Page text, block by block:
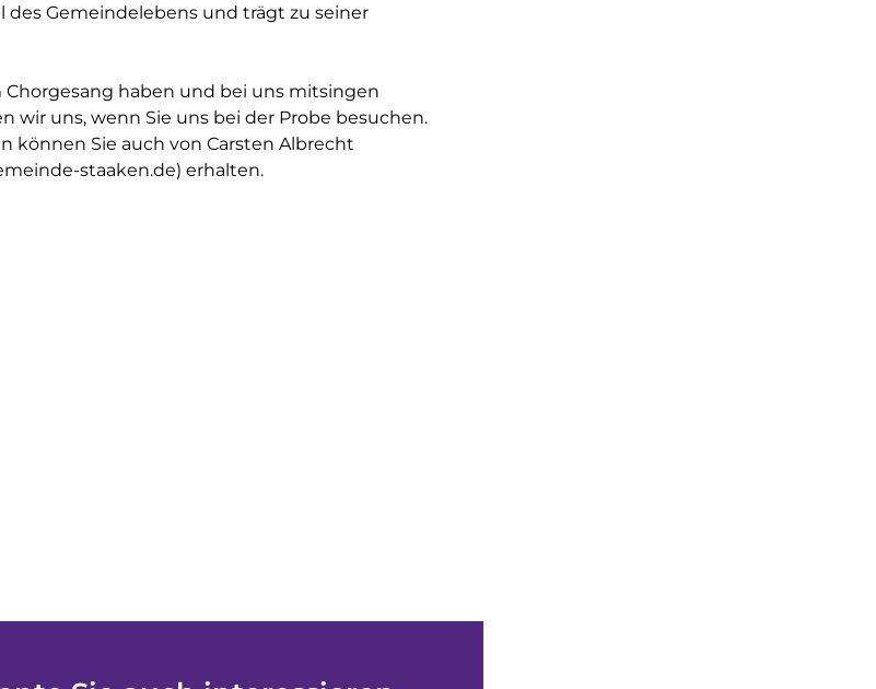
des Gemeindelebens und trägt zu seiner
Chorgesang haben und bei uns mitsingen
wir uns, wenn Sie uns bei der Probe besuchen.
können Sie auch von Carsten Albrecht
staaken.de) erhalten.